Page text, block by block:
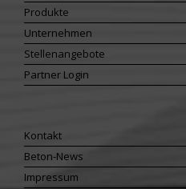
Produkte
Unternehmen
Stellenangebote
Partner Login
Kontakt
Beton-News
Impressum